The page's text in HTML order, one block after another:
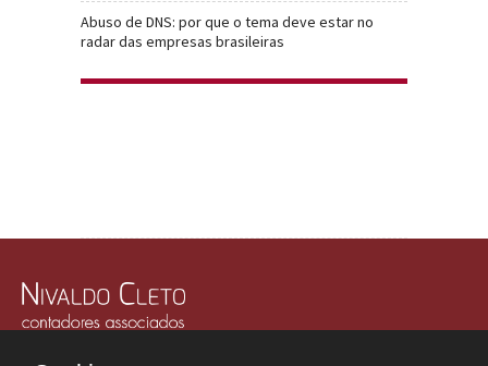
Abuso de DNS: por que o tema deve estar no
radar das empresas brasileiras